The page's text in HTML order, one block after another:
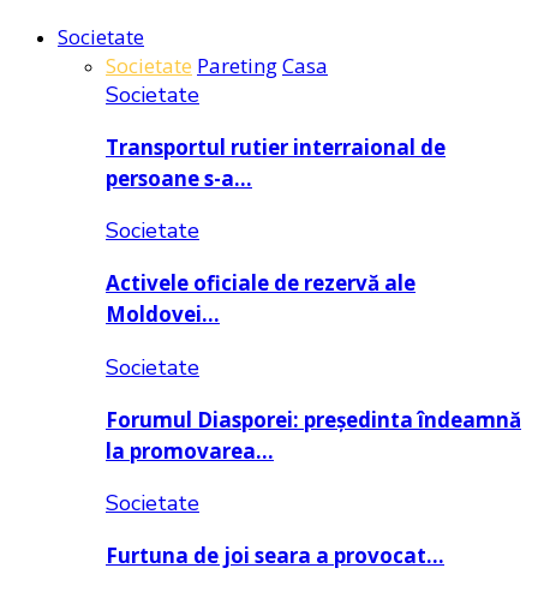
Societate
Societate ParetingCasa
Societate
Transportul rutier interraional de
persoane s-a…
Societate
Activele oficiale de rezervă ale
Moldovei…
Societate
Forumul Diasporei: președinta îndeamnă
la promovarea…
Societate
Furtuna de joi seara a provocat…